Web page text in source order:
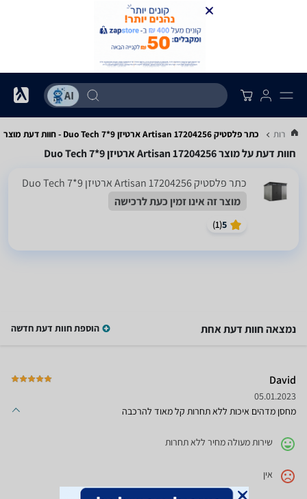
שירות כתר פלסטיק 17204256 Artisan ארטיזן 9*7 Duo Tech - חוות דעת מוצר
חוות דעת על מוצר 17204256 Artisan ארטיזן 9*7 Duo Tech
כתר פלסטיק 17204256 Artisan ארטיזן 9*7 Duo Tech
מוצר זה אינו זמין כעת לרכישה
5
(
1
)
נמצאה חוות דעת אחת הוספת חוות דעת חדשה
David
05.01.2023
מחסן מדהים איכות ללא תחרות קל מאוד להרכבה
שירות מעולה מחיר ללא תחרות
אין